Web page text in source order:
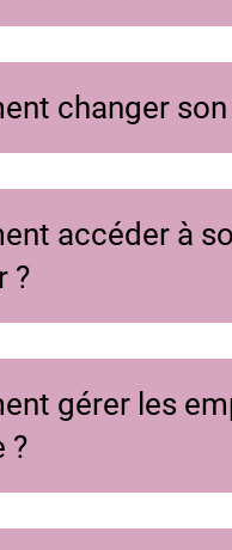
changer
accéder à
?
gérer les
?